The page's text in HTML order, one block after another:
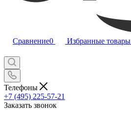
Сравнение0 Избранные товары
Телефоны
+7 (495) 225-57-21
Заказать звонок